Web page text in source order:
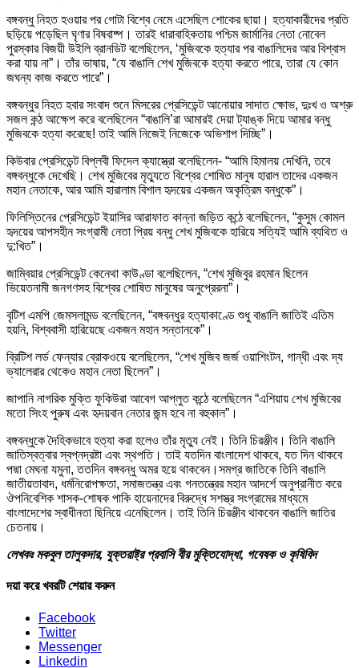
বঙ্গবন্ধু নিহত হওয়ার পর গোটা বিশ্বে নেমে এসেছিল শোকের ছায়া। হত্যাকারীদের প্রতি
ছড়িয়ে পড়েছিল ঘৃণার বিষবাষ্প। তারই ধারাবাহিকতায় পশ্চিম জার্মানির নেতা নোবেল
পুরস্কার বিজয়ী উইলি ব্রানডিট বলেছিলেন, ‘মুজিবকে হত্যার পর বাঙালিদের আর বিশ্বাস
করা যায় না”। তাঁর ভাষায়, “যে বাঙালি শেখ মুজিবকে হত্যা করতে পারে, তারা যে কোন
জঘন্য কাজ করতে পারে”।
বঙ্গবন্ধুর নিহত হবার সংবাদ শুনে মিসরের প্রেসিডেন্ট আনোয়ার সাদাত ক্ষোভ, দুঃখ ও অশ্রু
সজল কন্ঠ আক্ষেপ করে বলেছিলেন “বাঙালি’রা আমারই দেয়া ট্যাঙ্ক দিয়ে আমার বন্ধু
মুজিবকে হত্যা করেছে! তাই আমি নিজেই নিজেকে অভিশাপ দিচ্ছি”।
কিউবার প্রেসিডেন্ট বিপ্লবী ফিদেল ক্যাস্ত্রো বলেছিলেন- “আমি হিমালয় দেখিনি, তবে
বঙ্গবন্ধুকে দেখেছি। শেখ মুজিবের মৃত্যুতে বিশ্বের শোষিত মানুষ হারাল তাদের একজন
মহান নেতাকে, আর আমি হারালাম বিশাল হৃদয়ের একজন অকৃত্রিম বন্ধুকে”।
ফিলিস্তিনের প্রেসিডেন্ট ইয়াসির আরাফাত কান্না জড়িত কন্ঠে বলেছিলেন, “কুসুম কোমল
হৃদয়ের আপসহীন সংগ্রামী নেতা প্রিয় বন্ধু শেখ মুজিবকে হারিয়ে সত্যিই আমি ব্যথিত ও
দু:খিত”।
জাম্বিয়ার প্রেসিডেন্ট কেনেথা কাউণ্ডা বলেছিলেন, “শেখ মুজিবুর রহমান ছিলেন
ভিয়েতনামী জনগণসহ বিশ্বের শোষিত মানুষের অনুপ্রেরনা”।
বৃটিশ এমপি জেমসলামন্ড বলেছিলেন, “বঙ্গবন্ধুর হত্যাকাণ্ডে শুধু বাঙালি জাতিই এতিম
হয়নি, বিশ্ববাসী হারিয়েছে একজন মহান সন্তানকে”।
ব্রিটিশ লর্ড ফেন্যার ব্রোকওয়ে বলেছিলেন, “শেখ মুজিব জর্জ ওয়াশিংটন, গান্ধী এবং দ্য
ভ্যালেরার থেকেও মহান নেতা ছিলেন”।
জাপানি নাগরিক মুক্তি ফুকিউরা আবেগ আপ্লুত কন্ঠে বলেছিলেন “এশিয়ায় শেখ মুজিবের
মতো সিংহ পুরুষ এবং হৃদয়বান নেতার জন্ম হবে না বহুকাল”।
বঙ্গবন্ধুকে দৈহিকভাবে হত্যা করা হলেও তাঁর মৃত্যু নেই। তিনি চিরঞ্জীব। তিনি বাঙালি
জাতিস্বত্বার স্বপ্নদ্রষ্টা এবং স্থপতি। তাই যতদিন বাংলাদেশ থাকবে, যত দিন থাকবে
পদ্মা মেঘনা যমুনা, ততদিন বঙ্গবন্ধু অমর হয়ে থাকবেন।সমগ্র জাতিকে তিনি বাঙালি
জাতীয়তাবাদ, ধর্মনিরোপক্ষতা, সমাজতন্ত্র এবং গনতন্ত্রের মহান আদর্শে অনুপ্রানীত করে
ঔপনিবেশিক শাসক-শোষক পাকি হায়েনাদের বিরুদ্ধে সশস্ত্র সংগ্রামের মাধ্যমে
বাংলাদেশের স্বাধীনতা ছিনিয়ে এনেছিলেন। তাই তিনি চিরঞ্জীব থাকবেন বাঙালি জাতির
চেতনায়।
লেখকঃ মকবুল তালুকদার, যুক্তরাষ্ট্র প্রবাসি বীর মুক্তিযোদ্ধা, গবেষক ও কৃষিবিদ
দয়া করে খবরটি শেয়ার করুন
Facebook
Twitter
Messenger
Linkedin